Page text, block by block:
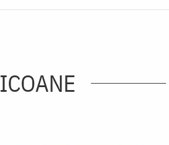
ICOANE